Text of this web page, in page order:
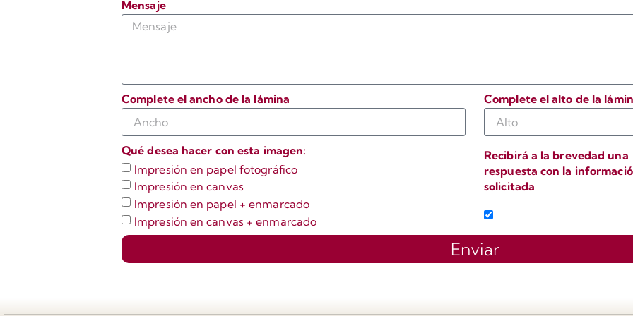
Mensaje
Complete el ancho de la lámina Complete el alto de la
Qué desea hacer con esta imagen:
Impresión en papel fotográfico
Impresión en canvas
Impresión en papel + enmarcado
Impresión en canvas + enmarcado
Recibirá a la brevedad una
respuesta con la
solicitada
Enviar